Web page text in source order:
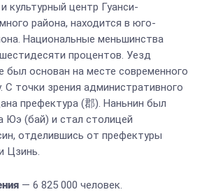
культурный центр Гуанси-
района, находится в юго-
Национальные меньшинства
процентов. Уезд
был основан на месте современного
С точки зрения административного
префектура (郡). Наньнин был
Юэ (бай) и стал столицей
отделившись от префектуры
Цзинь.
— 6 825 000 человек.